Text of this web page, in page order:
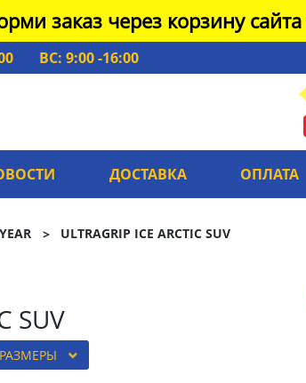
заказ через корзину
ВС: 9:00 -16:00
ДОСТАВКА ОПЛАТА
ULTRAGRIP ICE ARCTIC SUV
SUV